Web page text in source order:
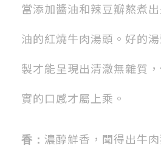
當添加醬油和辣豆瓣熬煮
油的紅燒牛肉湯頭。好的
製才能呈現出清澈無雜質
實的口感才屬上乘。
香： 濃醇鮮香，聞得出牛